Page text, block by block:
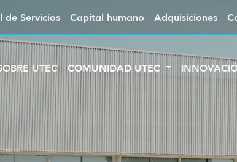
de Servicios Capital humano Adquisiciones
UTEC COMUNIDAD UTEC